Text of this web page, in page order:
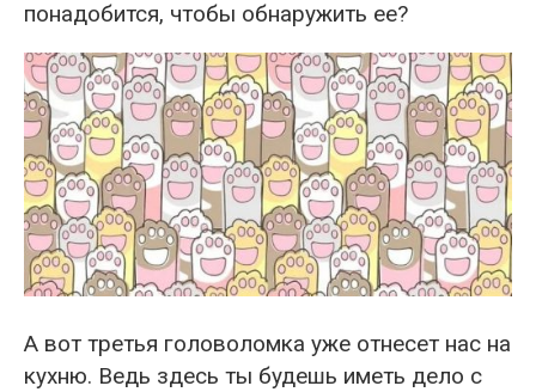
понадобится, чтобы обнаружить ее?
А вот третья головоломка уже отнесет нас на
кухню. Ведь здесь ты будешь иметь дело с